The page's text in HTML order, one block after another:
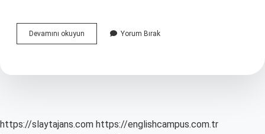
Devamını okuyun Potasyum
Ne
Yorum Bırak
https://slaytajans.com https://englishcampus.com.tr